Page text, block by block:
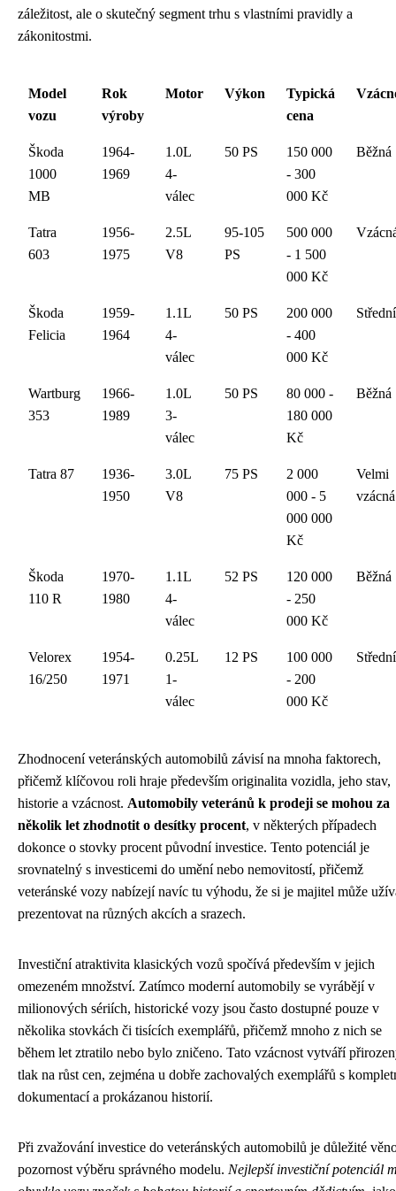
záležitost, ale o skutečný segment trhu s vlastními pravidly a
zákonitostmi.
Model
vozu
Rok
výroby
Motor Výkon
Typická
cena
Škoda
1000
MB
1964-
1969
1.0L
4-
válec
50 PS
150 000
- 300
000 Kč
Běžná
Tatra
603
1956-
1975
2.5L
V8
95-105
PS
500 000
- 1 500
000 Kč
Škoda
Felicia
1959-
1964
1.1L
4-
válec
50 PS
200 000
- 400
000 Kč
Střední
Wartburg
353
1966-
1989
1.0L
3-
válec
50 PS
80 000 -
180 000
Kč
Běžná
Tatra 87
1936-
1950
3.0L
V8
75 PS
2 000
000 - 5
000 000
Kč
Velmi
vzácná
Škoda
110 R
1970-
1980
1.1L
4-
válec
52 PS
120 000
- 250
000 Kč
Běžná
Velorex
16/250
1954-
1971
0.25L
1-
válec
12 PS
100 000
- 200
000 Kč
Střední
Zhodnocení veteránských automobilů závisí na mnoha faktorech,
přičemž klíčovou roli hraje především originalita vozidla, jeho stav,
historie a vzácnost. Automobily veteránů k prodeji se mohou za
několik let zhodnotit o desítky procent, v některých případech
dokonce o stovky procent původní investice. Tento potenciál je
srovnatelný s investicemi do umění nebo nemovitostí, přičemž
veteránské vozy nabízejí navíc tu výhodu, že si je majitel může
prezentovat na různých akcích a srazech.
Investiční atraktivita klasických vozů spočívá především v jejich
omezeném množství. Zatímco moderní automobily se vyrábějí v
milionových sériích, historické vozy jsou často dostupné pouze v
několika stovkách či tisících exemplářů, přičemž mnoho z nich se
během let ztratilo nebo bylo zničeno. Tato vzácnost vytváří
tlak na růst cen, zejména u dobře zachovalých exemplářů s
dokumentací a prokázanou historií.
Při zvažování investice do veteránských automobilů je důležité
pozornost výběru správného modelu. Nejlepší investiční potenciál